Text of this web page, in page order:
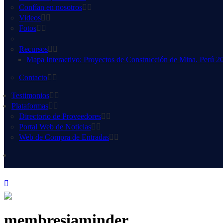
Confían en nosotros
Videos
Fotos
Recursos
Mapa Interactivo: Proyectos de Construcción de Mina. Perú
Contacto
Testimonios
Plataformas
Directorio de Proveedores
Portal Web de Noticias
Web de Compra de Entradas